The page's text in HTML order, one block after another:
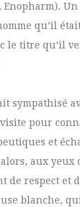
Enopharm).
qu’il
le titre qu’il
sympathisé
pour
et
aux yeux
de respect et
blanche,